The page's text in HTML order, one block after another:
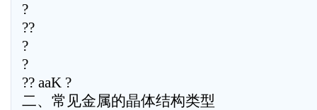
?
??
?
?
?? aaK ?
二、常见金属的晶体结构类型